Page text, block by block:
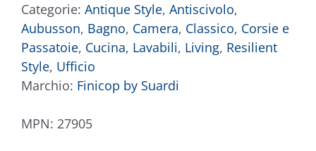
Categorie: Antique Style, Antiscivolo,
Aubusson, Bagno, Camera, Classico, Corsie e
Passatoie, Cucina, Lavabili, Living, Resilient
Style, Ufficio
Marchio: Finicop by Suardi
MPN: 27905